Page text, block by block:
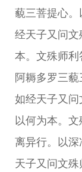
藐三菩提心
经天子又问
本。文殊师
阿耨多罗三藐
如经天子又
以何为本。
离异行。以
天子又问文